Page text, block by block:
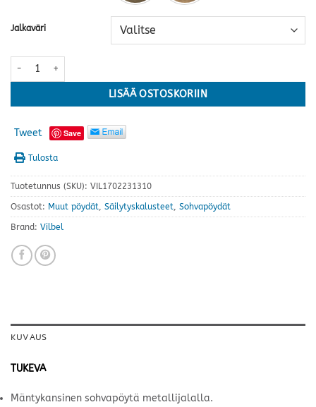
Jalkaväri
Hanno sohvapöytä 80x60 cm tammikansi · useita värejä määrä
LISÄÄ OSTOSKORIIN
Tweet Save
Tulosta
Tuotetunnus (SKU): VIL1702231310
Osastot: Muut pöydät Säilytyskalusteet Sohvapöydät
Brand: Vilbel
KUVAUS
TUKEVA
Mäntykansinen sohvapöytä metallijalalla.